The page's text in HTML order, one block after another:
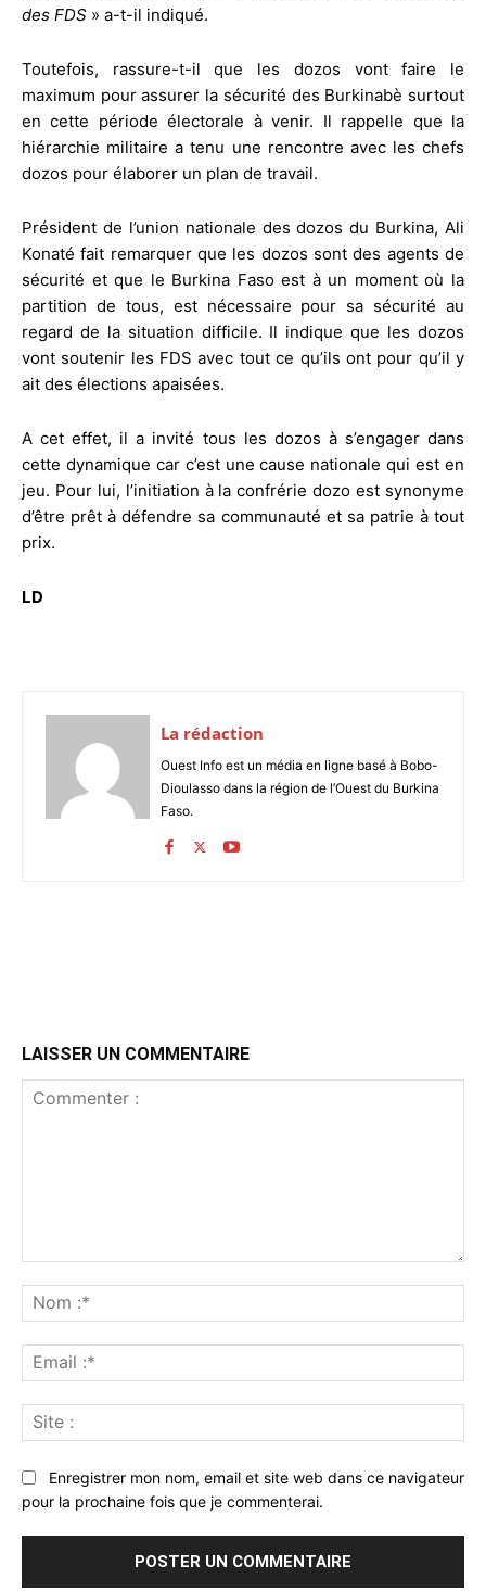
des FDS » a-t-il indiqué.
Toutefois, rassure-t-il que les dozos vont faire le
maximum pour assurer la sécurité des Burkinabè surtout
en cette période électorale à venir. Il rappelle que la
hiérarchie militaire a tenu une rencontre avec les chefs
dozos pour élaborer un plan de travail.
Président de l’union nationale des dozos du Burkina, Ali
Konaté fait remarquer que les dozos sont des agents de
sécurité et que le Burkina Faso est à un moment où la
partition de tous, est nécessaire pour sa sécurité au
regard de la situation difficile. Il indique que les dozos
vont soutenir les FDS avec tout ce qu’ils ont pour qu’il y
ait des élections apaisées.
A cet effet, il a invité tous les dozos à s’engager dans
cette dynamique car c’est une cause nationale qui est en
jeu. Pour lui, l’initiation à la confrérie dozo est synonyme
d’être prêt à défendre sa communauté et sa patrie à tout
prix.
LD
La rédaction
Ouest Info est un média en ligne basé à Bobo-
Dioulasso dans la région de l’Ouest du Burkina
Faso.
LAISSER UN COMMENTAIRE
:*
:*
:
Enregistrer mon nom, email et site web dans ce navigateur
pour la prochaine fois que je commenterai.